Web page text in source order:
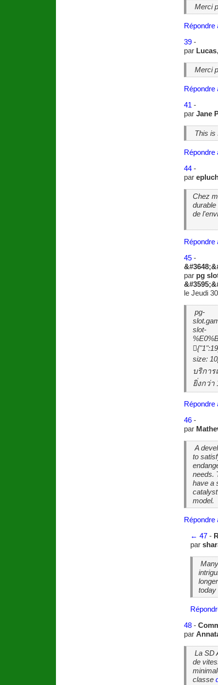
Merci
Répondre
39-
par Lucas
Merci
Répondre
41-
par Jane
This
Répondre
44-
par
Chez
de
Répondre
45-
par pg
le Jeudi
pg-
slot-
size:
บริกา
ยิ่งกว่า
Répondre
46-
par
A
to
needs.
have a
model.
Répondre
← 47-
par
today
48-
par
La SD
de
classe